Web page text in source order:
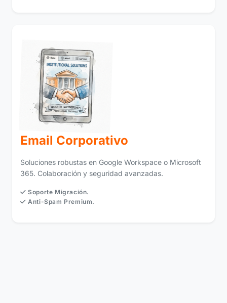
Email Corporativo
Soluciones robustas en Google Workspace o Microsoft
365. Colaboración y seguridad avanzadas.
Soporte Migración.
Anti-Spam Premium.